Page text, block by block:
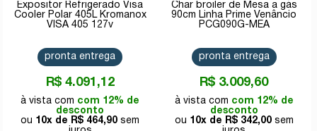
Expositor Refrigerado Visa
Cooler Polar 405L Kromanox
VISA 405 127v
R$ 4.091,12
com 12% de
desconto
10x de
R$ 464,90
pronta entrega
Char broiler de Mesa a gás
90cm Linha Prime Venâncio
PCG090G-MEA
R$ 3.009,60
com 12% de
desconto
10x de
R$ 342,00
pronta entrega